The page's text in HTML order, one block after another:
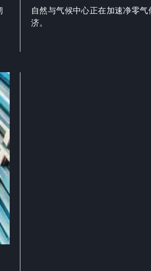
自然与气候中心正在加速净零
济。